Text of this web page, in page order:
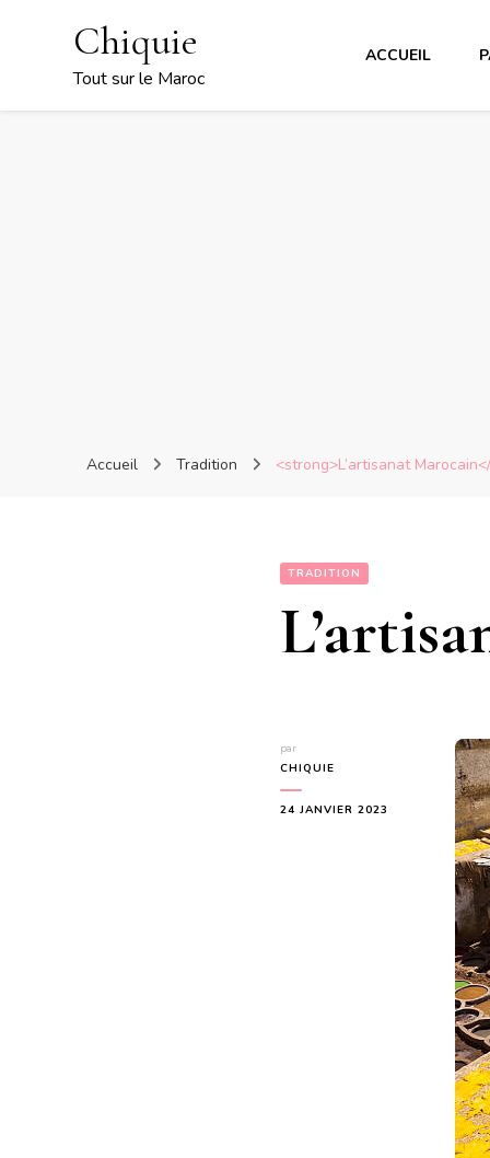
Chiquie
Tout sur le Maroc
ACCUEIL
Accueil Tradition <strong>L’artisanat
TRADITION
par
CHIQUIE
24 JANVIER 2023